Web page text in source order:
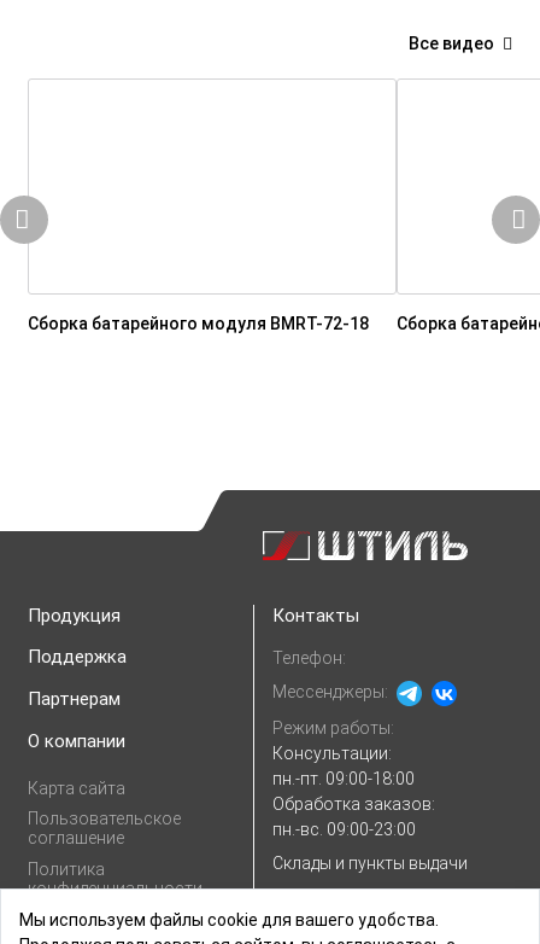
Все видео
Сборка батарейного модуля BMRT-72-18 Сборка
Продукция
Поддержка
Партнерам
О компании
Карта сайта
Пользовательское
соглашение
Политика
конфиденциальности
Согласие на
обработку
Контакты
Телефон:
Мессенджеры:
Режим работы:
Консультации:
пн.-пт. 09:00-18:00
Обработка заказов:
пн.-вс. 09:00-23:00
Склады и пункты выдачи
Мы используем файлы cookie для вашего удобства.